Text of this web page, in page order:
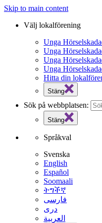
Skip to main content
Välj lokalförening
Unga
Unga
Unga
Unga
Hitta din
Stäng
Sök på webbplatsen:
Stäng
Språkval
Svenska
English
Español
Soomaali
ትግችኛ
فارسی
دری
العربية